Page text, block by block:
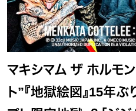
マキシマム ザ ホルモ
ト”『地獄絵図』15年ぶ